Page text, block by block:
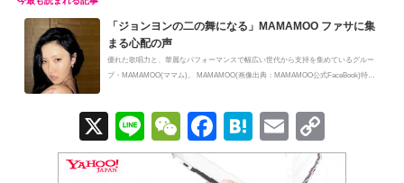
「ジョンヨンの二の舞になる」MAMAMOO ファサに集
まる心配の声
優れた歌唱力と、華麗なパフォーマンスで幅広い世代から支持を集めているグルー
プ・MAMAMOO(ママム)。 MAMAMOO(画像出典：MAMAMOO公式FaceBook)特
X
Li
n
W
e
F
a
H
at
E
m o